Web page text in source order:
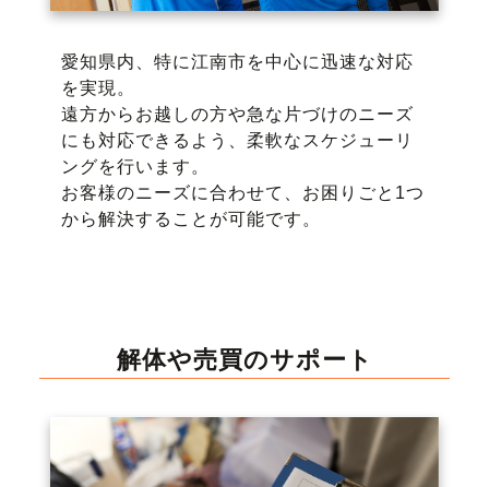
愛知県内、特に江南市を中心に迅速な対応
を実現。
遠方からお越しの方や急な片づけのニーズ
にも対応できるよう、柔軟なスケジューリ
ングを行います。
お客様のニーズに合わせて、お困りごと1つ
から解決することが可能です。
解体や売買のサポート